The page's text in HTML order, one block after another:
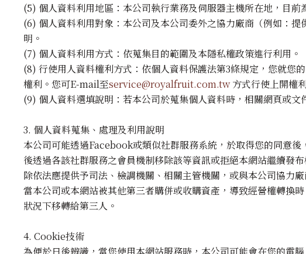
(5) 個人資料利用地區：本公司執行業務及伺服器主機所在地，目前
(6) 個人資料利用對象：本公司及本公司委外之協力廠商（例如：
明。
(7) 個人資料利用方式：依蒐集目的範圍及本隱私權政策進行利用。
(8) 行使用人資料權利方式：依個人資料保護法第3條規定，您就您
權利。您可E-mail至service@royalfruit.com.tw方式行使上開權
(9) 個人資料選填說明：若本公司於蒐集個人資料時，相關網頁或
3. 個人資料蒐集、處理及利用說明
本公司可能透過Facebook或類似社群服務系統，於取得您的同意
後透過各該社群服務之會員機制移除該等資訊或拒絕本網站繼續發
除依法應提供予司法、檢調機關、相關主管機關，或與本公司協力
當本公司或本網站被其他第三者購併或收購資產，導致經營權轉換
狀況下移轉給第三人。
4. Cookie技術
為便於日後辨識，當您使用本網站服務時，本公司可能會在您的電